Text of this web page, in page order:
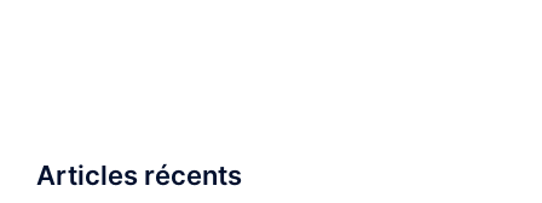
Articles récents